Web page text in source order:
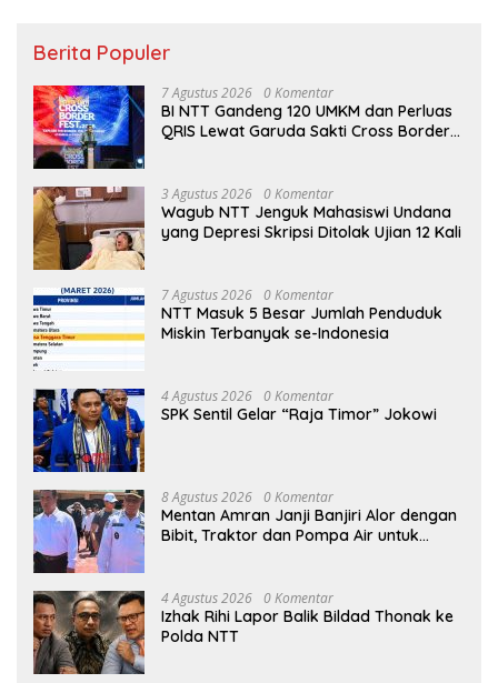
Berita Populer
7 Agustus 2026 0 Komentar
BI NTT Gandeng 120 UMKM dan Perluas
QRIS Lewat Garuda Sakti Cross Border
3 Agustus 2026 0 Komentar
Wagub NTT Jenguk Mahasiswi Undana
yang Depresi Skripsi Ditolak Ujian 12 Kali
7 Agustus 2026 0 Komentar
NTT Masuk 5 Besar Jumlah Penduduk
Miskin Terbanyak se-Indonesia
4 Agustus 2026 0 Komentar
SPK Sentil Gelar “Raja Timor” Jokowi
8 Agustus 2026 0 Komentar
Mentan Amran Janji Banjiri Alor dengan
Bibit, Traktor dan Pompa Air untuk
4 Agustus 2026 0 Komentar
Izhak Rihi Lapor Balik Bildad Thonak ke
Polda NTT